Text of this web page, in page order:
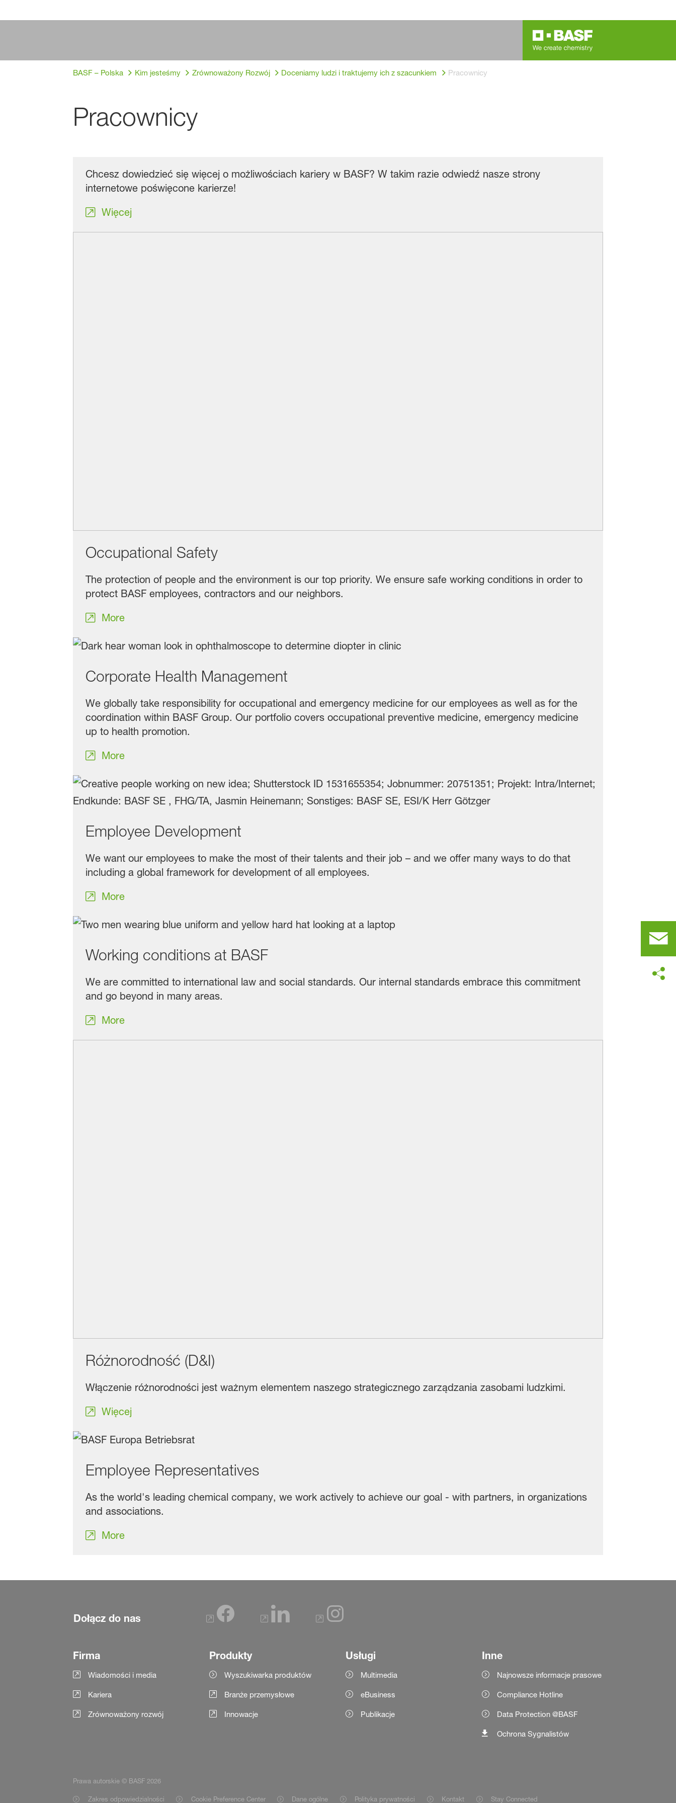
BASF – Polska Kim jesteśmy Zrównoważony Rozwój Doceniamy ludzi i traktujemy ich z szacunkiem Pracownicy
Pracownicy
Chcesz dowiedzieć się więcej o możliwościach kariery w BASF? W takim razie odwiedź nasze strony
internetowe poświęcone karierze!
Więcej
Occupational Safety
The protection of people and the environment is our top priority. We ensure safe working conditions in order to
protect BASF employees, contractors and our neighbors.
More
Corporate Health Management
We globally take responsibility for occupational and emergency medicine for our employees as well as for the
coordination within BASF Group. Our portfolio covers occupational preventive medicine, emergency medicine
up to health promotion.
More
Employee Development
We want our employees to make the most of their talents and their job – and we offer many ways to do that
including a global framework for development of all employees.
More
Working conditions at BASF
We are committed to international law and social standards. Our internal standards embrace this commitment
and go beyond in many areas.
More
Różnorodność (D&I)
Włączenie różnorodności jest ważnym elementem naszego strategicznego zarządzania zasobami ludzkimi.
Więcej
Employee Representatives
As the world's leading chemical company, we work actively to achieve our goal - with partners, in organizations
and associations.
More
Dołącz do nas
Firma
Wiadomości i media
Kariera
Zrównoważony rozwój
Produkty
Wyszukiwarka produktów
Branże przemysłowe
Innowacje
Usługi
Multimedia
eBusiness
Publikacje
Inne
Najnowsze informacje prasowe
Compliance Hotline
Data Protection @BASF
Ochrona Sygnalistów
Prawa autorskie © BASF 2026
Zakres odpowiedzialności Cookie Preference Center Dane ogólne Polityka prywatności Kontakt Stay Connected